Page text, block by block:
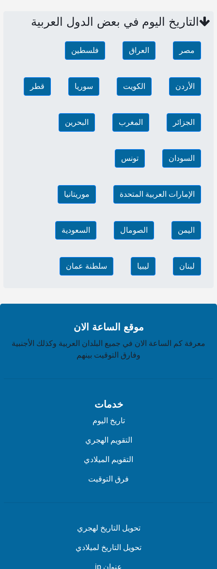
التاريخ اليوم في بعض الدول العربية
مصر العراق فلسطين
الأردن الكويت سوريا قطر
الجزائر المغرب البحرين
السودان تونس
الإمارات العربية المتحدة موريتانيا
اليمن الصومال السعودية
لبنان ليبيا سلطنة عمان
موقع الساعة الان
معرفة كم الساعة الان في جميع البلدان العربية وكذلك الأجنبية
وفارق التوقيت بينهم
خدمات
تاريخ اليوم
التقويم الهجري
التقويم الميلادي
فرق التوقيت
تحويل التاريخ لهجري
تحويل التاريخ لميلادي
عنوان ip